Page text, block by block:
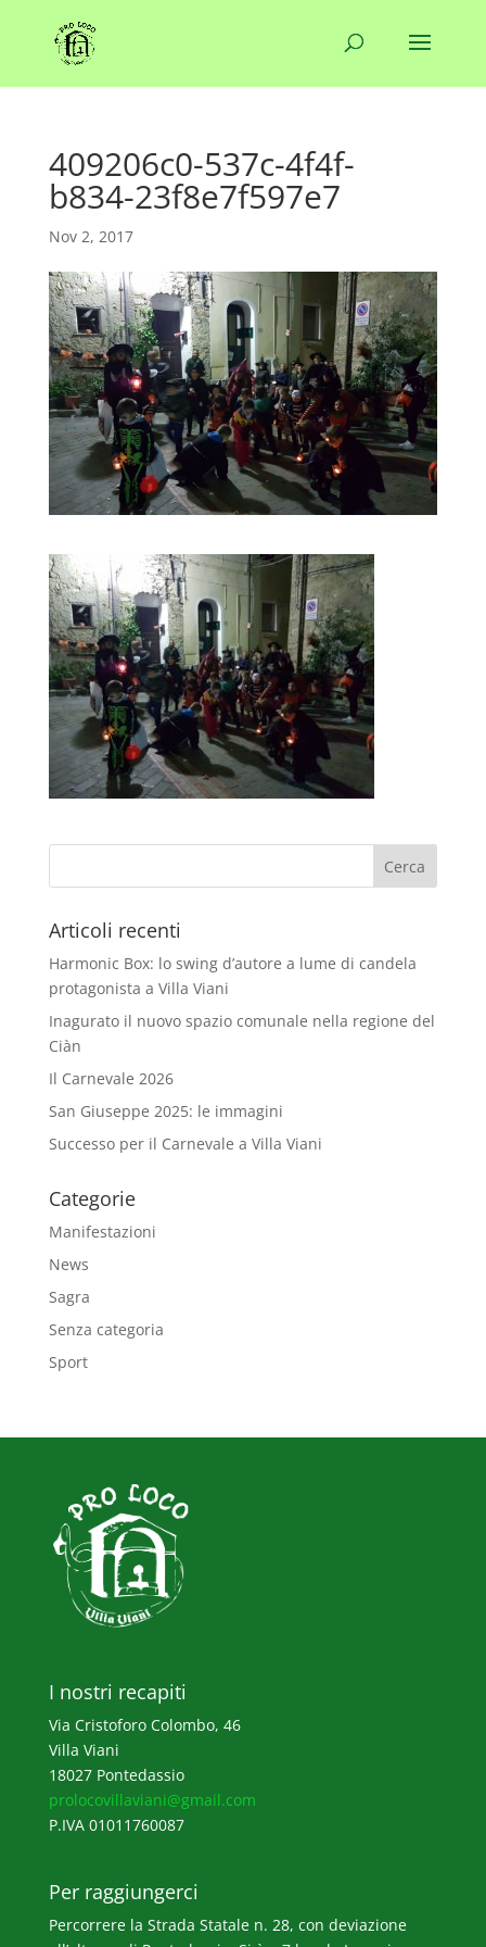
409206c0-537c-4f4f-
b834-23f8e7f597e7
Nov 2, 2017
Articoli recenti
Harmonic Box: lo swing d’autore a lume di candela
protagonista a Villa Viani
Inagurato il nuovo spazio comunale nella regione del
Ciàn
Il Carnevale 2026
San Giuseppe 2025: le immagini
Successo per il Carnevale a Villa Viani
Categorie
Manifestazioni
News
Sagra
Senza categoria
Sport
I nostri recapiti
Via Cristoforo Colombo, 46
Villa Viani
18027 Pontedassio
prolocovillaviani@gmail.com
P.IVA 01011760087
Per raggiungerci
Percorrere la Strada Statale n. 28, con deviazione